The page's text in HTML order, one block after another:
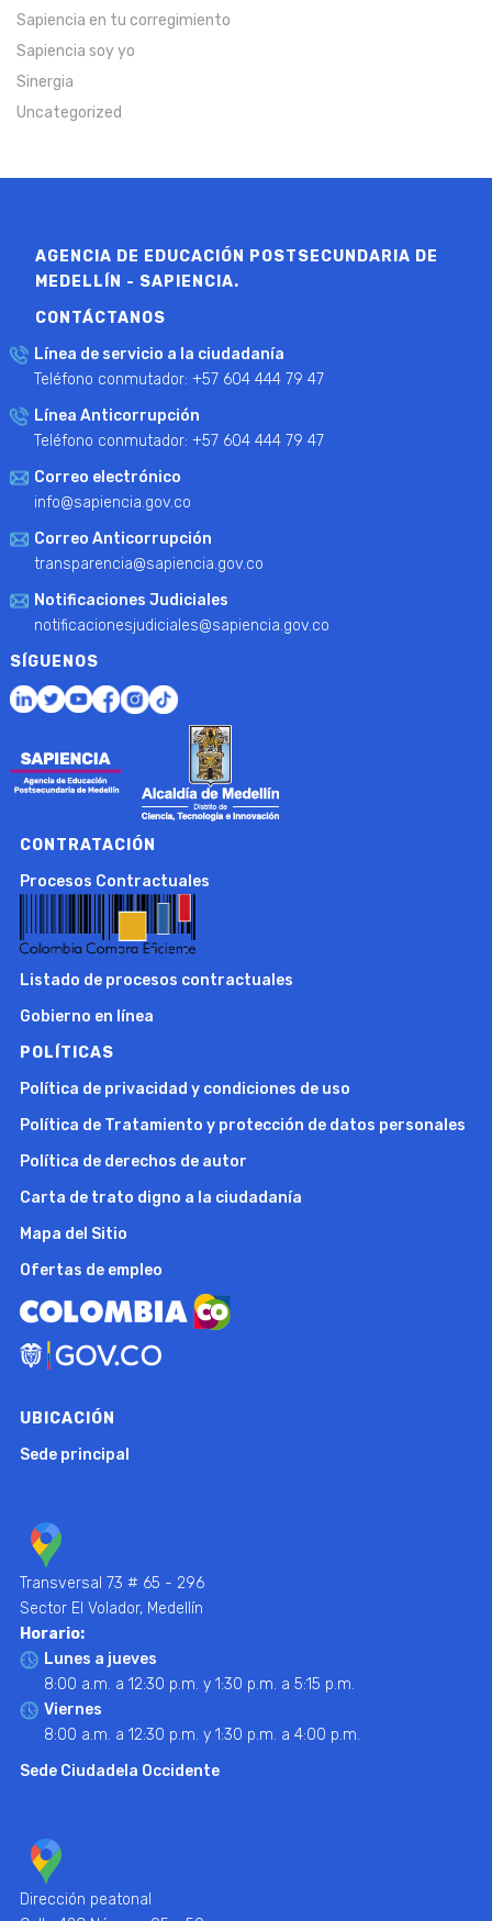
Sapiencia en tu corregimiento
Sapiencia soy yo
Sinergia
Uncategorized
AGENCIA DE EDUCACIÓN POSTSECUNDARIA DE
MEDELLÍN - SAPIENCIA.
CONTÁCTANOS
Línea de servicio a la ciudadanía
Teléfono conmutador: +57 604 444 79 47
Línea Anticorrupción
Teléfono conmutador: +57 604 444 79 47
Correo electrónico
info@sapiencia.gov.co
Correo Anticorrupción
transparencia@sapiencia.gov.co
Notificaciones Judiciales
notificacionesjudiciales@sapiencia.gov.co
SÍGUENOS
CONTRATACIÓN
Procesos Contractuales
Listado de procesos contractuales
Gobierno en línea
POLÍTICAS
Política de privacidad y condiciones de uso
Política de Tratamiento y protección de datos personales
Política de derechos de autor
Carta de trato digno a la ciudadanía
Mapa del Sitio
Ofertas de empleo
UBICACIÓN
Sede principal
Transversal 73 # 65 - 296
Sector El Volador, Medellín
Horario:
Lunes a jueves
8:00 a.m. a 12:30 p.m. y 1:30 p.m. a 5:15 p.m.
Viernes
8:00 a.m. a 12:30 p.m. y 1:30 p.m. a 4:00 p.m.
Sede Ciudadela Occidente
Dirección peatonal